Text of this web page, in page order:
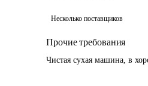
Несколько поставщиков
Прочие требования
Чистая сухая машина, в